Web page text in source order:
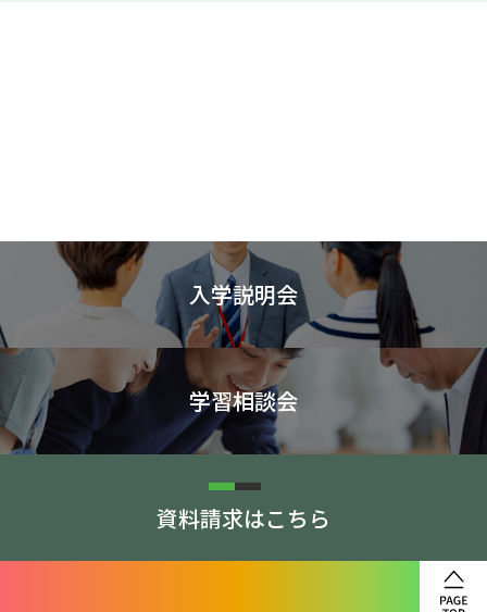
入学説明会
学習相談会
資料請求はこちら